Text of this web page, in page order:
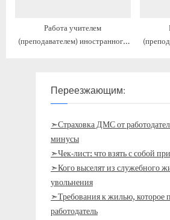
Работа учителем
(преподавателем) иностранного
Переезжающим:
➣Страховка ДМС от
минусы
➣Чек-лист: что взять с собой
➣Кого выселят из служебного
увольнения
➣Требования к жилью, которое
работодатель